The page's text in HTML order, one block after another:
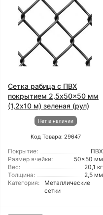
Сетка рабица с ПВХ
покрытием 2,5x50x50 мм
(1,2x10 м) зеленая (рул)
Нет в наличии
Код Товара: 29647
Покрытие:
ПВХ
Размер ячейки:
50x50 мм
Вес:
20,1 кг
Толщина:
2,5 мм
Категория:
Металлические
сетки